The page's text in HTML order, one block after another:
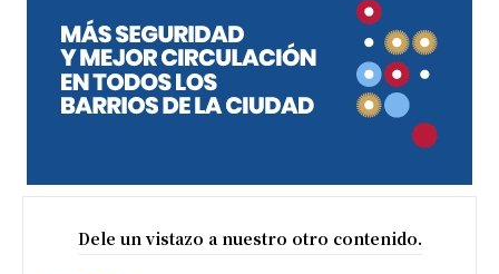
Dele un vistazo a nuestro otro contenido.